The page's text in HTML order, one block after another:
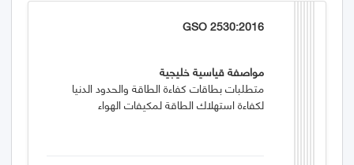
GSO 2530:2016
مواصفة قياسية خليجية
متطلبات بطاقات كفاءة الطاقة والحدود الدنيا
لكفاءة استهلاك الطاقة لمكيفات الهواء